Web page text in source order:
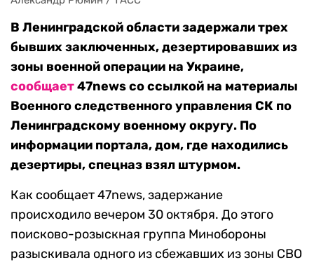
В Ленинградской области задержали трех
бывших заключенных, дезертировавших из
зоны военной операции на Украине,
сообщает47news со ссылкой на материалы
Военного следственного управления СК по
Ленинградскому военному округу. По
информации портала, дом, где находились
дезертиры, спецназ взял штурмом.
Как сообщает 47news, задержание
происходило вечером 30 октября. До этого
поисково-розыскная группа Минобороны
разыскивала одного из сбежавших из зоны СВО